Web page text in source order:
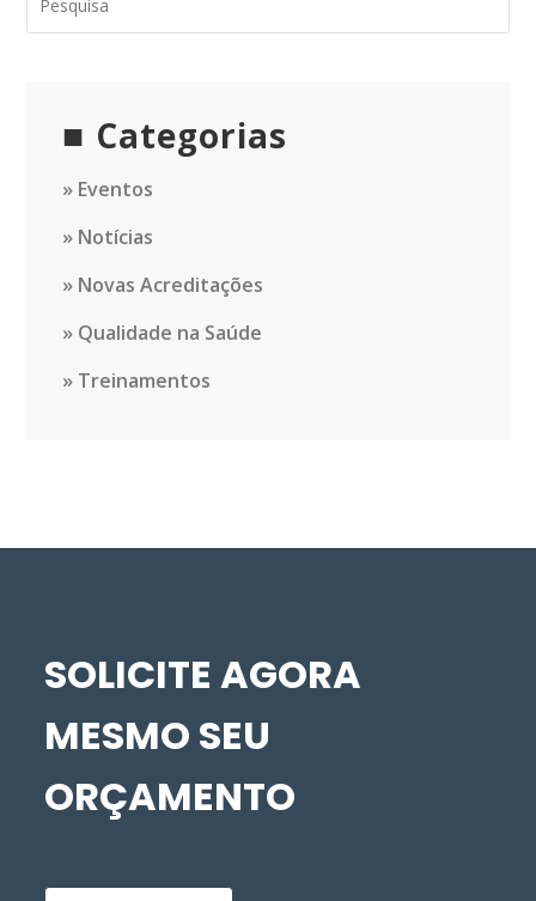
Categorias
Eventos
Notícias
Novas Acreditações
Qualidade na Saúde
Treinamentos
SOLICITE AGORA
MESMO SEU
ORÇAMENTO